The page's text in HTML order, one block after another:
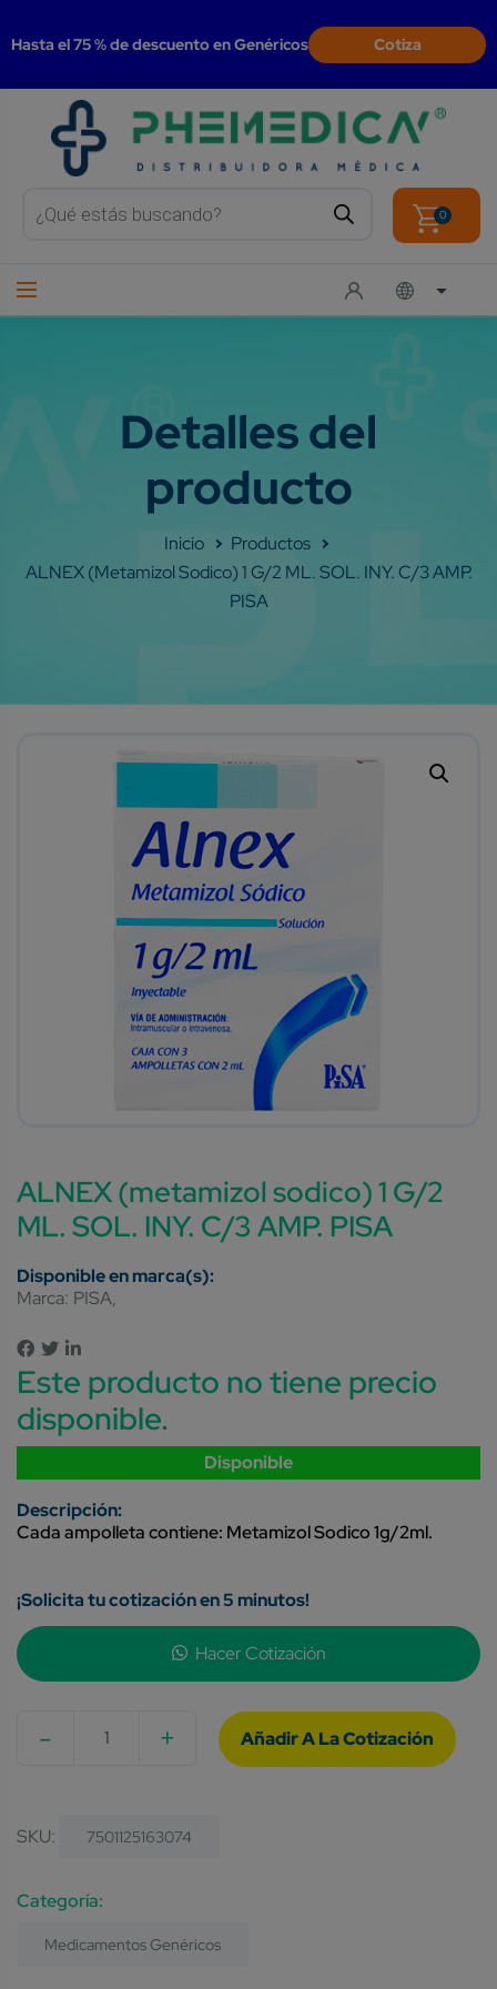
Hasta el 75 % de descuento en Genéricos Cotiza
search 0
Shop
ALNEX (metamizol Sodico) 1 G/2 ML. SOL. INY. C/3 AMP.
PISA
ALNEX (metamizol sodico) 1 G/2
ML. SOL. INY. C/3 AMP. PISA
Marca: PISA
Este producto no tiene precio
disponible.
Disponible
Cada ampolleta contiene: Metamizol Sodico 1g/2ml.
¡Solicita tu cotización en 5 minutos!
Hacer Cotización
- +
SKU: 7501125163074
Category:
Medicamentos Genéricos